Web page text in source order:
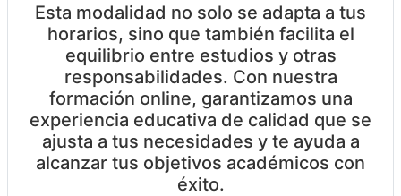
Esta modalidad no solo se adapta a tus
horarios, sino que también facilita el
equilibrio entre estudios y otras
responsabilidades. Con nuestra
formación online, garantizamos una
experiencia educativa de calidad que se
ajusta a tus necesidades y te ayuda a
alcanzar tus objetivos académicos con
éxito.